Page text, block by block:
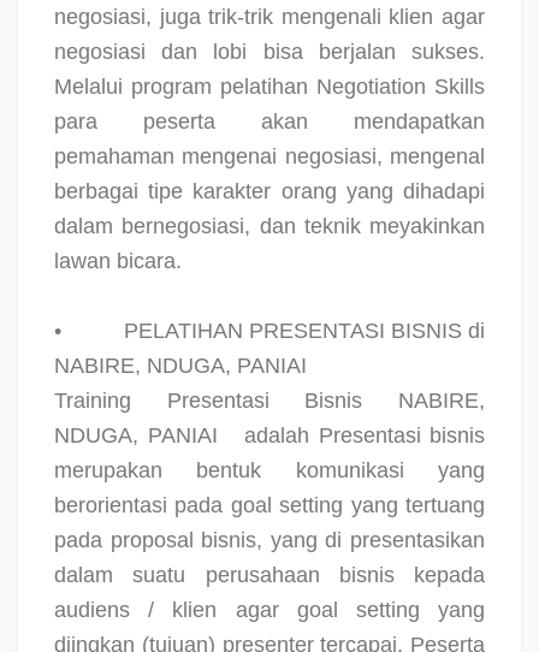
negosiasi, juga trik-trik mengenali klien agar
negosiasi dan lobi bisa berjalan sukses.
Melalui program pelatihan Negotiation Skills
para peserta akan mendapatkan
pemahaman mengenai negosiasi, mengenal
berbagai tipe karakter orang yang dihadapi
dalam bernegosiasi, dan teknik meyakinkan
lawan bicara.
•
PELATIHAN PRESENTASI BISNIS di
NABIRE, NDUGA, PANIAI
Training Presentasi Bisnis NABIRE,
NDUGA, PANIAI
adalah Presentasi bisnis
merupakan bentuk komunikasi yang
berorientasi pada goal setting yang tertuang
pada proposal bisnis, yang di presentasikan
dalam suatu perusahaan bisnis kepada
audiens / klien agar goal setting yang
diingkan (tujuan) presenter tercapai. Peserta